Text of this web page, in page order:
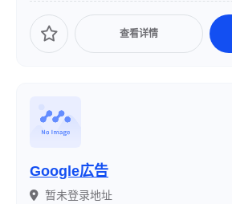
查看详情
Google広告
暂未登录地址